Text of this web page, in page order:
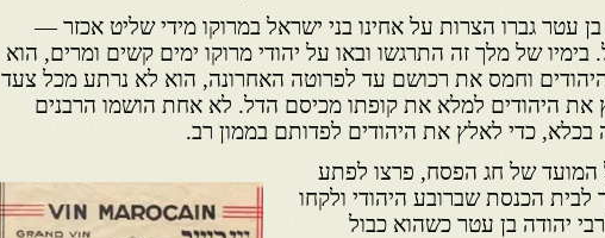
בן עטר גברו הצרות על אחינו בני ישראל במרוקו מידי שליט אכזר —
בימיו של מלך זה התרגשו ובאו על יהודי מרוקו ימים קשים ומרים, הוא
וחמס את רכושם עד לפרוטה האחרונה, הוא לא נרתע מכל צעד
את היהודים למלא את קופתו מכיסם הדל. לא אחת הושמו הרבנים
בכלא, כדי לאלץ את היהודים לפדותם בממון רב.
המועד של חג הפסח, פרצו לפתע
לבית הכנסת שברובע היהודי ולקחו
יהודה בן עטר כשהוא כבול